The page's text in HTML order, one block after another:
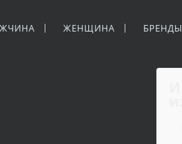
ЖЕНЩИНА БРЕНДЫ